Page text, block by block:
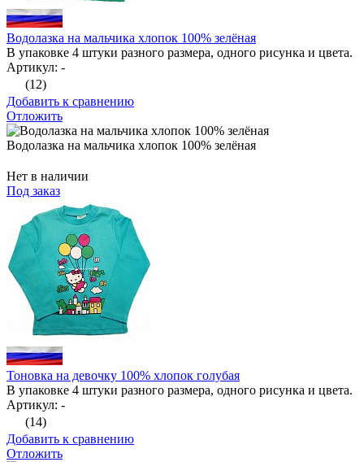
Водолазка на мальчика хлопок 100% зелёная
В упаковке 4 штуки разного размера, одного рисунка и цвета.
Артикул: -
(12)
Добавить к сравнению
Отложить
Водолазка на мальчика хлопок 100% зелёная
Нет в наличии
Под заказ
Тоновка на девочку 100% хлопок голубая
В упаковке 4 штуки разного размера, одного рисунка и цвета.
Артикул: -
(14)
Добавить к сравнению
Отложить